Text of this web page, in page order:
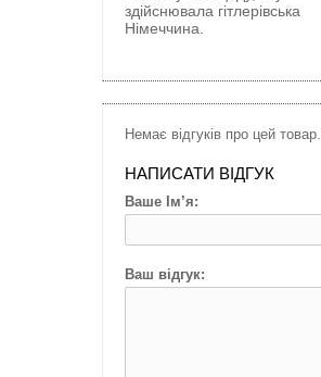
здійснювала гітлерівська
Німеччина.
Немає відгуків про цей товар.
НАПИСАТИ ВІДГУК
Ваше Ім’я:
Ваш відгук: